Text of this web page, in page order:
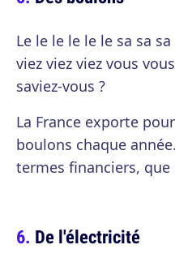
Le le le le le le sa sa
viez viez viez vous
saviez-vous ?
La France exporte
boulons chaque
termes financiers, que
De l'électricité